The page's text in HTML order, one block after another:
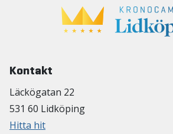
Kontakt
Läckögatan 22
531 60 Lidköping
Hitta hit